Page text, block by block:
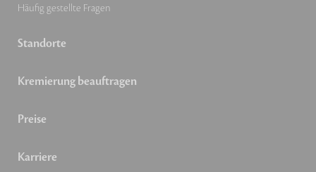
Häufig gestellte Fragen
Standorte
Kremierung beauftragen
Preise
Karriere